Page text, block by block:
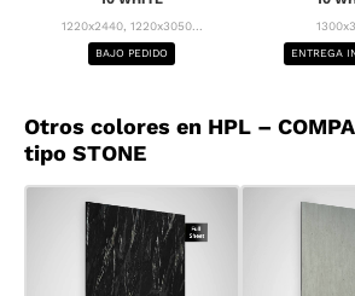
1220x2440, 1220x3050...
BAJO PEDIDO ENTREGA
Otros colores en HPL –
tipo STONE